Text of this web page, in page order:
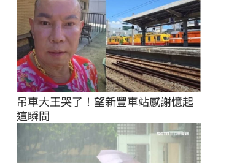
吊車大王哭了！望新豐車站感謝憶起
這瞬間